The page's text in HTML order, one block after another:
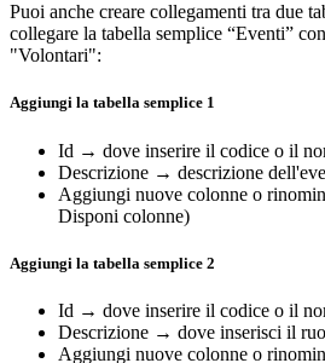
Puoi anche creare collegamenti tra due
collegare la tabella semplice “Eventi”
"Volontari":
Aggiungi la tabella semplice 1
Id → dove inserire il codice o il
Descrizione → descrizione
Aggiungi nuove colonne o
Disponi colonne)
Aggiungi la tabella semplice 2
Id → dove inserire il codice o il
Descrizione → dove inserisci il
Aggiungi nuove colonne o